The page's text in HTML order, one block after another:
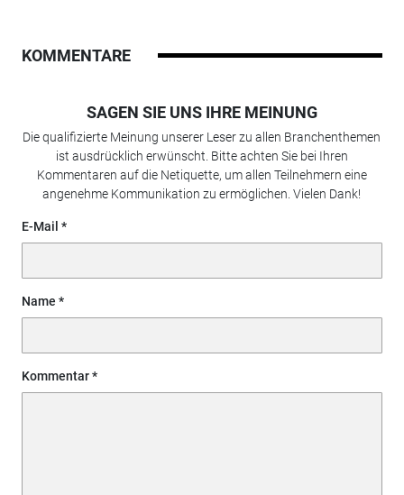
KOMMENTARE
SAGEN SIE UNS IHRE MEINUNG
Die qualifizierte Meinung unserer Leser zu allen Branchenthemen
ist ausdrücklich erwünscht. Bitte achten Sie bei Ihren
Kommentaren auf die Netiquette, um allen Teilnehmern eine
angenehme Kommunikation zu ermöglichen. Vielen Dank!
E-Mail
Name
Kommentar